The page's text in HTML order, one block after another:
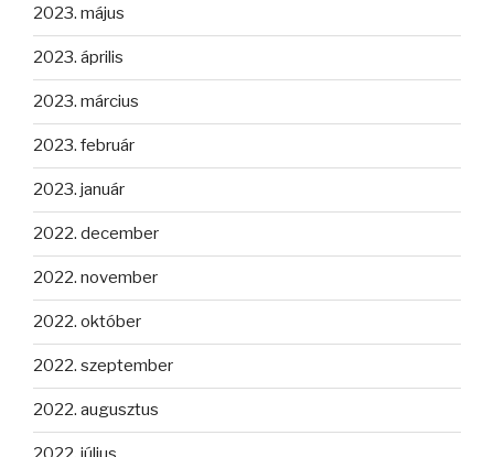
2023. május
2023. április
2023. március
2023. február
2023. január
2022. december
2022. november
2022. október
2022. szeptember
2022. augusztus